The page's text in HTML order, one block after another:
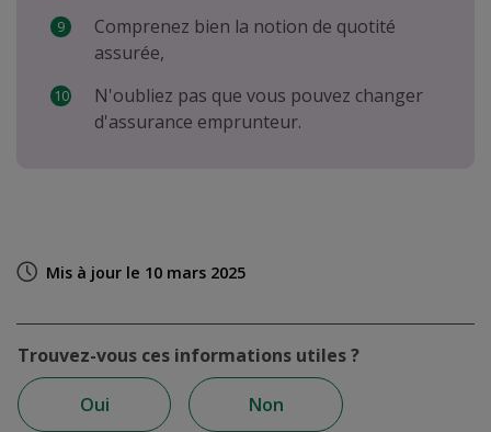
Comprenez bien la notion de quotité
assurée,
N'oubliez pas que vous pouvez changer
d'assurance emprunteur.
Mis à jour le 10 mars 2025
Trouvez-vous ces informations utiles ?
Oui Non